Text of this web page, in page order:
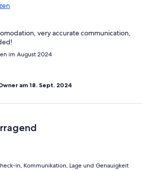
very accurate communication,
im August 2024
am 18. Sept. 2024
in, Kommunikation, Lage und Genauigkeit